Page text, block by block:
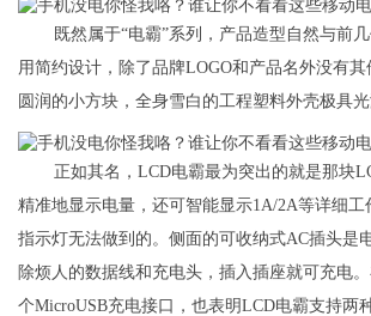
既然属于“电霸”系列，产品造型自然与前
用简约设计，除了品牌LOGO和产品名外没有
圆润的小方块，全身雪白的工程塑料外壳极具光
正如其名，LCD电霸最为突出的就是那块
精准地显示电量，还可智能显示1A/2A等详细
指示灯无法做到的。侧面的可收纳式AC插头是
除烦人的数据线和充电头，插入插座就可充电
个MicroUSB充电接口，也表明LCD电霸支持两